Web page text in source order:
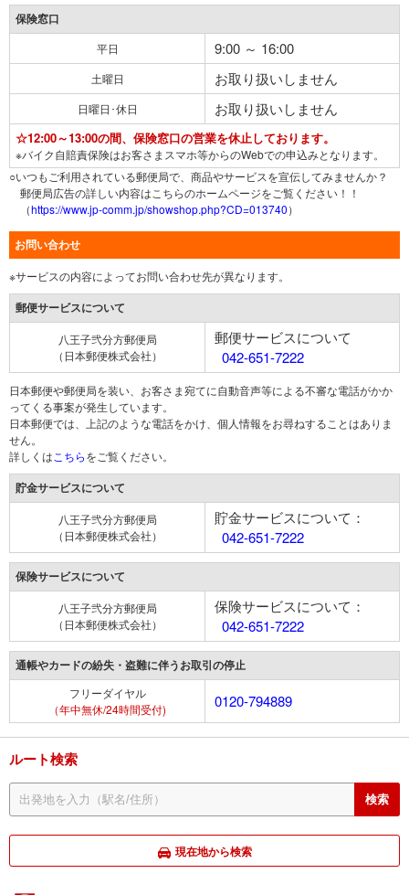
保険窓口
平日 9:00 ～ 16:00
土曜日 お取り扱いしません
日曜日･休日 お取り扱いしません
☆12:00～13:00の間、保険窓口の営業を休止しております。
※バイク自賠責保険はお客さまスマホ等からのWebでの申込みとなります。
○いつもご利用されている郵便局で、商品やサービスを宣伝してみませんか？
郵便局広告の詳しい内容はこちらのホームページをご覧ください！！
（https://www.jp-comm.jp/showshop.php?CD=013740）
お問い合わせ
※サービスの内容によってお問い合わせ先が異なります。
郵便サービスについて
八王子弐分方郵便局
（日本郵便株式会社）
郵便サービスについて
042-651-7222
日本郵便や郵便局を装い、お客さま宛てに自動音声等による不審な電話がかか
ってくる事案が発生しています。
日本郵便では、上記のような電話をかけ、個人情報をお尋ねすることはありま
せん。
詳しくは こちらをご覧ください。
貯金サービスについて
八王子弐分方郵便局
（日本郵便株式会社）
貯金サービスについて：
042-651-7222
保険サービスについて
八王子弐分方郵便局
（日本郵便株式会社）
保険サービスについて：
042-651-7222
通帳やカードの紛失・盗難に伴うお取引の停止
フリーダイヤル
（年中無休/24時間受付)
0120-794889
ルート検索
現在地から検索